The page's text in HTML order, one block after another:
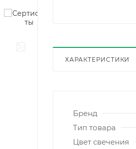
ХАРАКТЕРИСТИКИ
Бренд
Тип товара
Цвет свечения